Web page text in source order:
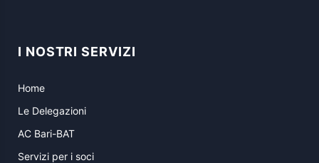
I NOSTRI SERVIZI
Home
Le Delegazioni
AC Bari-BAT
Servizi per i soci